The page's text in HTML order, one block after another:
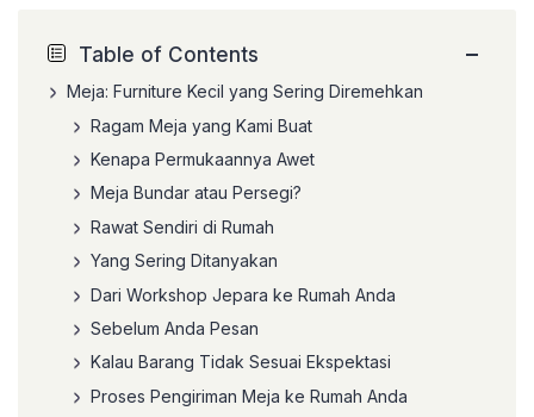
Table of Contents −
Meja: Furniture Kecil yang Sering Diremehkan
Ragam Meja yang Kami Buat
Kenapa Permukaannya Awet
Meja Bundar atau Persegi?
Rawat Sendiri di Rumah
Yang Sering Ditanyakan
Dari Workshop Jepara ke Rumah Anda
Sebelum Anda Pesan
Kalau Barang Tidak Sesuai Ekspektasi
Proses Pengiriman Meja ke Rumah Anda